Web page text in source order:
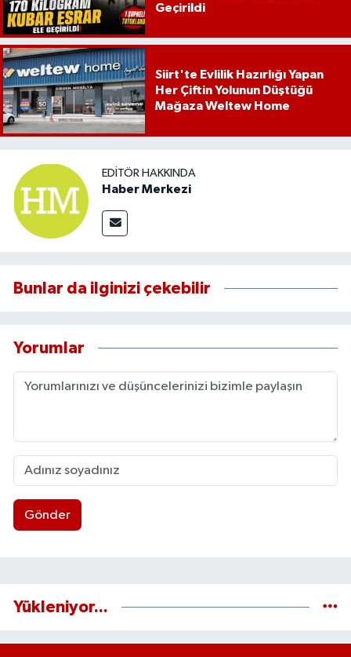
Geçirildi
Siirt'te Evlilik Hazırlığı Yapan
Her Çiftin Yolunun Düştüğü
Mağaza Weltew Home
EDITÖR HAKKINDA
Haber Merkezi
Bunlar da ilginizi çekebilir
Yorumlar
Gönder
Yükleniyor...